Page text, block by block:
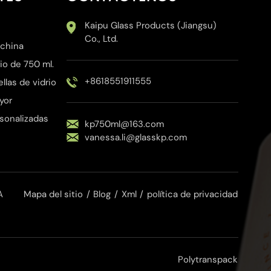
de 750 ml.
de vidrio
Kaipu Glass Products (Jiangsu)
Co., Ltd.
+8618551911555
kp750ml@163.com
vanessa.li@glasskp.com
Mapa del sitio / Blog / Xml / política de privacidad
Polytranspack